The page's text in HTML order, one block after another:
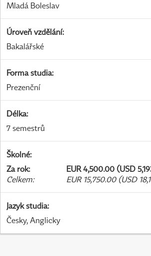
Mladá Boleslav
Úroveň vzdělání:
Bakalářské
Forma studia:
Prezenční
Délka:
7 semestrů
Školné:
Za rok:
EUR 4,500.00 (USD
Celkem: EUR 15,750.00 (USD
Jazyk studia:
Česky, Anglicky